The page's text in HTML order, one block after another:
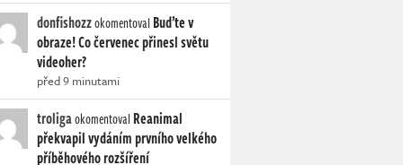
donfishozzokomentoval Buďte v
obraze! Co červenec přinesl světu
videoher?
před 9 minutami
troligaokomentoval Reanimal
překvapil vydáním prvního velkého
příběhového rozšíření